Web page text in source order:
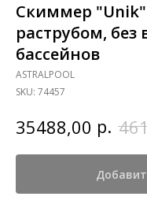
Скиммер
раструбом, без
бассейнов
ASTRALPOOL
SKU: 74457
35488,00 р.